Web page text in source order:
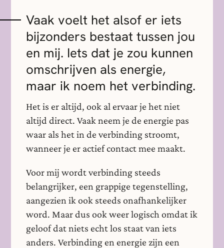
Vaak voelt het alsof er iets
bijzonders bestaat tussen jou
en mij. Iets dat je zou kunnen
omschrijven als energie,
maar ik noem het verbinding.
Het is er altijd, ook al ervaar je het niet
altijd direct. Vaak neem je de energie pas
waar als het in de verbinding stroomt,
wanneer je er actief contact mee maakt.
Voor mij wordt verbinding steeds
belangrijker, een grappige tegenstelling,
aangezien ik ook steeds onafhankelijker
word. Maar dus ook weer logisch omdat ik
geloof dat niets echt los staat van iets
anders. Verbinding en energie zijn een